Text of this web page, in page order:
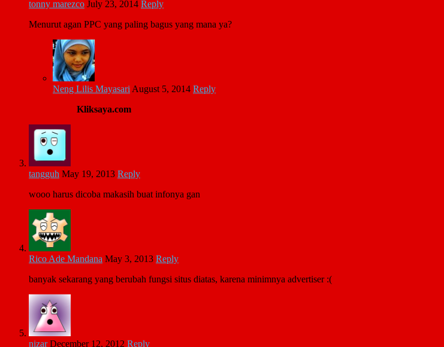
tonny marezco July 23, 2014 Reply
Menurut agan PPC yang paling bagus yang mana ya?
Neng Lilis Mayasari August 5, 2014 Reply
Kliksaya.com
tangguh May 19, 2013 Reply
wooo harus dicoba makasih buat infonya gan
Rico Ade Mandana May 3, 2013 Reply
banyak sekarang yang berubah fungsi situs diatas, karena minimnya advertiser :(
nizar December 12, 2012 Reply